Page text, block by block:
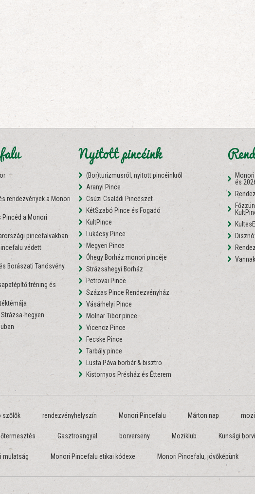
rendezvények a Monori
Pincéd a Monori
pincefalvakban
védett
Borászati Tanösvény
tréning és
hegyen
Nyitott pincéink
(Bor)turizmusról, nyitott pincéinkről
Aranyi Pince
Csúzi Családi Pincészet
KétSzabó Pince és Fogadó
KultPince
Lukácsy Pince
Megyeri Pince
Óhegy Borház monori pincéje
Strázsahegyi Borház
Petrovai Pince
Százas Pince Rendezvényház
Vásárhelyi Pince
Molnar Tibor pince
Vicencz Pince
Fecske Pince
Tarbály pince
Lusta Páva borbár & bisztro
Kistornyos Présház és Étterem
és
szőlők rendezvényhelyszín Monori Pincefalu Márton nap mozi
Gasztroangyal borverseny Moziklub Kunsági
mulatság Monori Pincefalu etikai kódexe Monori Pincefalu, jövőképünk